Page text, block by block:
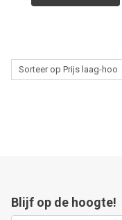
Blijf op de hoogte!